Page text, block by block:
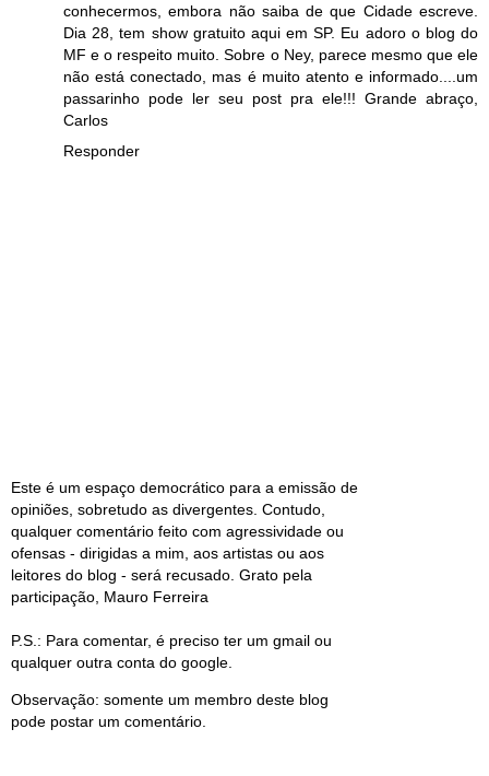
conhecermos, embora não saiba de que Cidade escreve.
Dia 28, tem show gratuito aqui em SP. Eu adoro o blog do
MF e o respeito muito. Sobre o Ney, parece mesmo que ele
não está conectado, mas é muito atento e informado....um
passarinho pode ler seu post pra ele!!! Grande abraço,
Carlos
Responder
Este é um espaço democrático para a emissão de
opiniões, sobretudo as divergentes. Contudo,
qualquer comentário feito com agressividade ou
ofensas - dirigidas a mim, aos artistas ou aos
leitores do blog - será recusado. Grato pela
participação, Mauro Ferreira
P.S.: Para comentar, é preciso ter um gmail ou
qualquer outra conta do google.
Observação: somente um membro deste blog
pode postar um comentário.